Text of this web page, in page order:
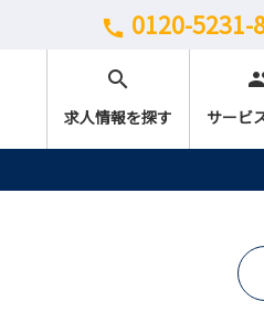
call 0120-5231-
search
求人情報を探す サービ